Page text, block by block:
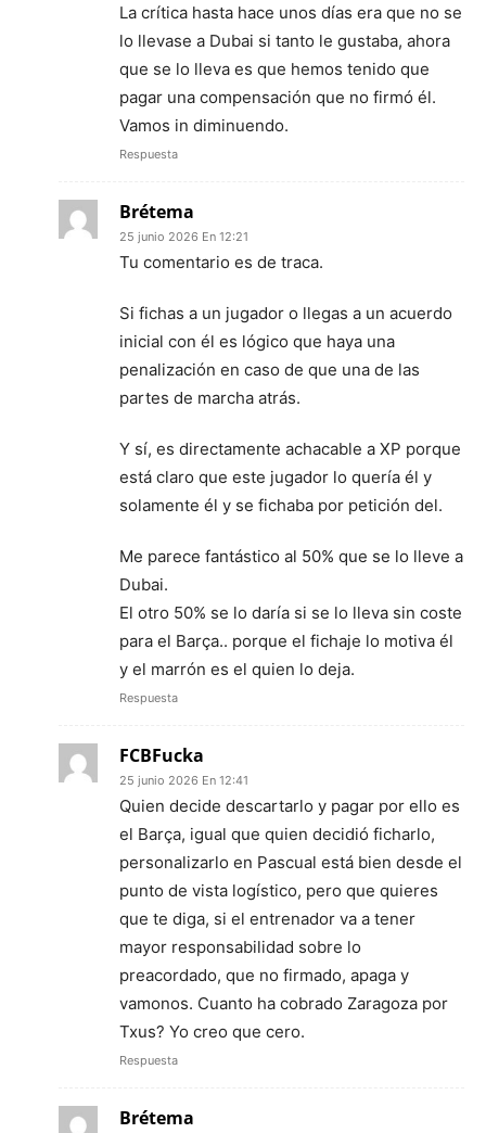
La crítica hasta hace unos días era que no se
lo llevase a Dubai si tanto le gustaba, ahora
que se lo lleva es que hemos tenido que
pagar una compensación que no firmó él.
Vamos in diminuendo.
Respuesta
Brétema
25 junio 2026 En 12:21
Tu comentario es de traca.
Si fichas a un jugador o llegas a un acuerdo
inicial con él es lógico que haya una
penalización en caso de que una de las
partes de marcha atrás.
Y sí, es directamente achacable a XP porque
está claro que este jugador lo quería él y
solamente él y se fichaba por petición del.
Me parece fantástico al 50% que se lo lleve a
Dubai.
El otro 50% se lo daría si se lo lleva sin coste
para el Barça.. porque el fichaje lo motiva él
y el marrón es el quien lo deja.
Respuesta
FCBFucka
25 junio 2026 En 12:41
Quien decide descartarlo y pagar por ello es
el Barça, igual que quien decidió ficharlo,
personalizarlo en Pascual está bien desde el
punto de vista logístico, pero que quieres
que te diga, si el entrenador va a tener
mayor responsabilidad sobre lo
preacordado, que no firmado, apaga y
vamonos. Cuanto ha cobrado Zaragoza por
Txus? Yo creo que cero.
Respuesta
Brétema